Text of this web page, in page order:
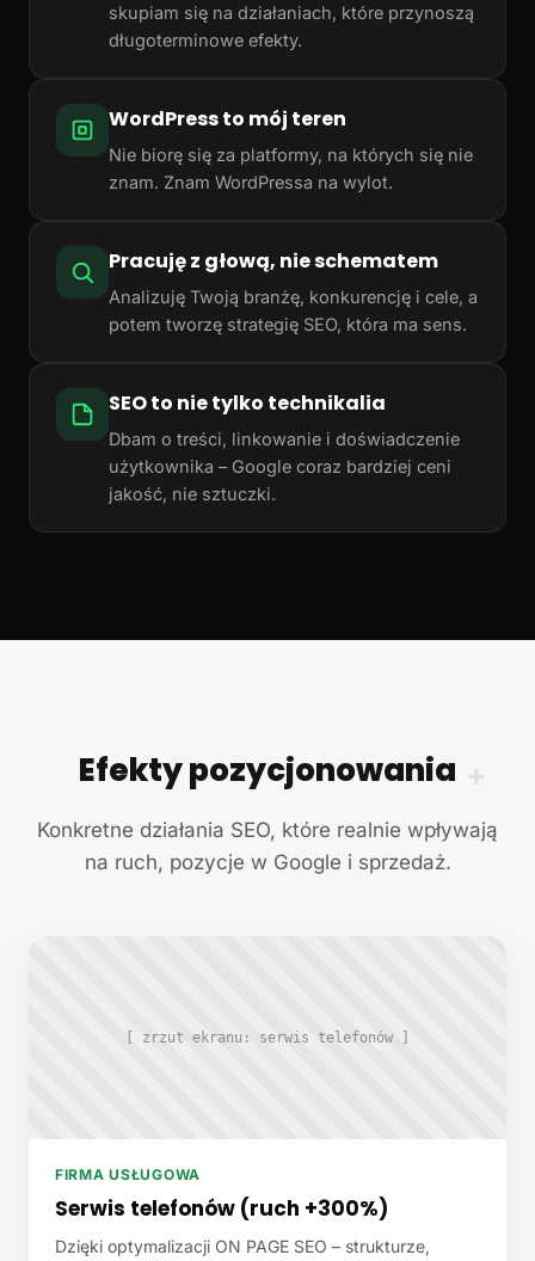
skupiam się na działaniach, które przynoszą
długoterminowe efekty.
WordPress to mój teren
Nie biorę się za platformy, na których się nie
znam. Znam WordPressa na wylot.
Pracuję z głową, nie schematem
Analizuję Twoją branżę, konkurencję i cele, a
potem tworzę strategię SEO, która ma sens.
SEO to nie tylko technikalia
Dbam o treści, linkowanie i doświadczenie
użytkownika – Google coraz bardziej ceni
jakość, nie sztuczki.
+
Efekty pozycjonowania
Konkretne działania SEO, które realnie wpływają
na ruch, pozycje w Google i sprzedaż.
[ zrzut ekranu: serwis telefonów ]
FIRMA USŁUGOWA
Serwis telefonów (ruch +300%)
Dzięki optymalizacji ON PAGE SEO – strukturze,